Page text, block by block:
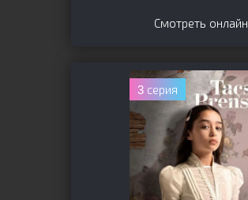
Смотреть онлайн
3 серия